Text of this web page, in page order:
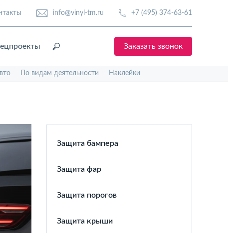
info@vinyl-tm.ru +7 (495) 374-63-61
Заказать звонок
По видам деятельности Наклейки
Защита бампера
Защита фар
Защита порогов
Защита крыши